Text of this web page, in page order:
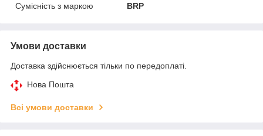
Сумісність з маркою
BRP
Умови доставки
Доставка здійснюється тільки по передоплаті.
Нова Пошта
Всі умови доставки